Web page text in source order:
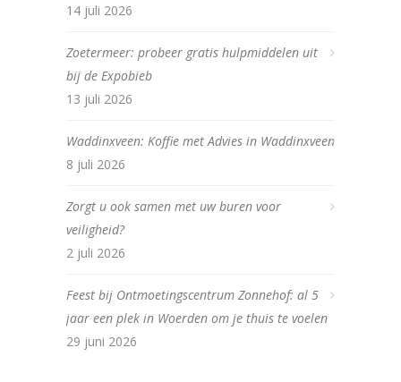
14 juli 2026
Zoetermeer: probeer gratis hulpmiddelen uit
bij de Expobieb
13 juli 2026
Waddinxveen: Koffie met Advies in Waddinxveen
8 juli 2026
Zorgt u ook samen met uw buren voor
veiligheid?
2 juli 2026
Feest bij Ontmoetingscentrum Zonnehof: al 5
jaar een plek in Woerden om je thuis te voelen
29 juni 2026